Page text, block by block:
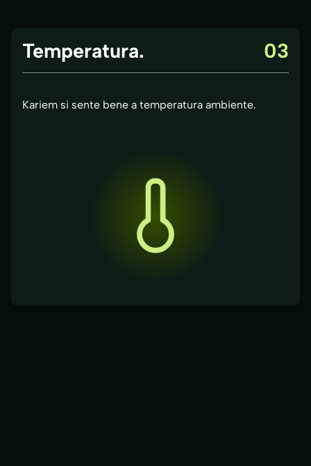
Temperatura.
Kariem si sente bene a temperatura ambiente.
03